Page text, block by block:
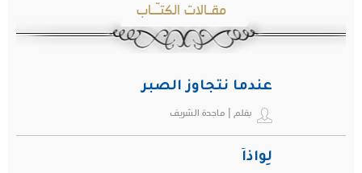
مقـالات الكتـّـاب
عندما نتجاوز الصبر
بقلم | ماجدة الشريف
لِواذاً